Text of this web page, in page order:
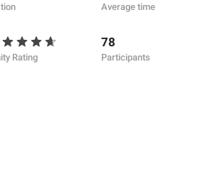
Average time
Rating
78
Participants